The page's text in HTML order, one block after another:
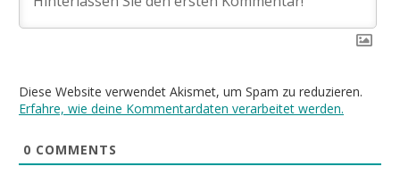
Diese Website verwendet Akismet, um Spam zu reduzieren.
Erfahre, wie deine Kommentardaten verarbeitet werden.
0 COMMENTS